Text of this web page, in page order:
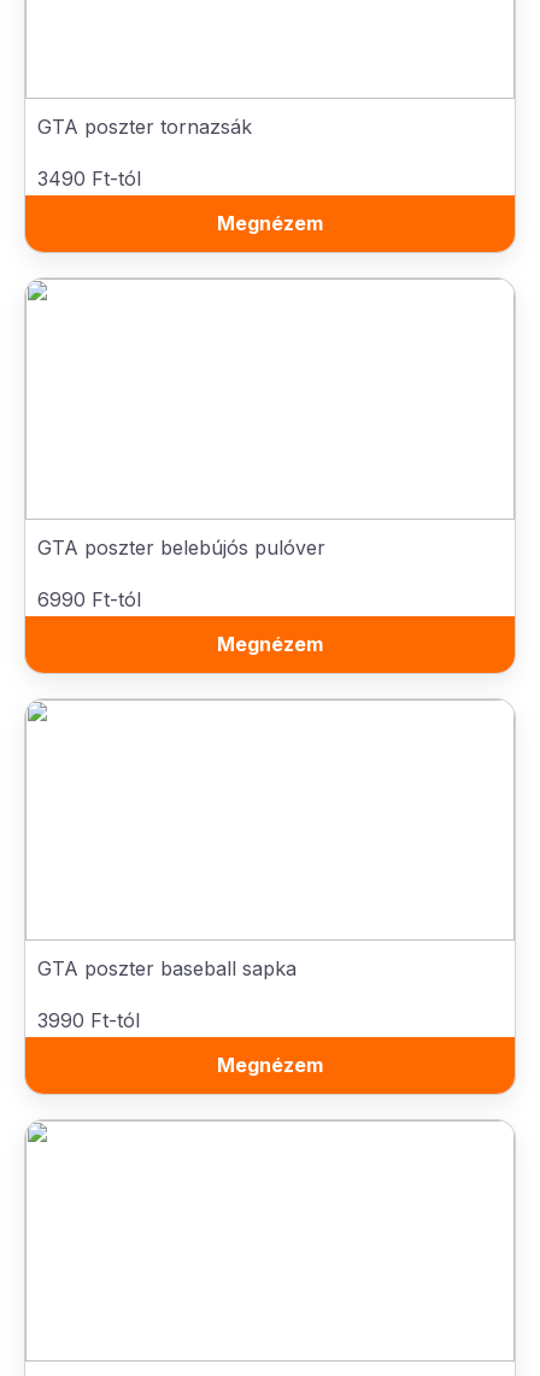
GTA poszter tornazsák
3490 Ft-tól
Megnézem
GTA poszter belebújós pulóver
6990 Ft-tól
Megnézem
GTA poszter baseball sapka
3990 Ft-tól
Megnézem